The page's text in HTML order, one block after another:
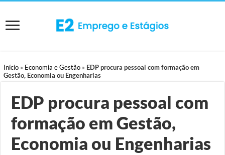
Início » Economia e Gestão » EDP procura pessoal com formação em
Gestão, Economia ou Engenharias
EDP procura pessoal com
formação em Gestão,
Economia ou Engenharias